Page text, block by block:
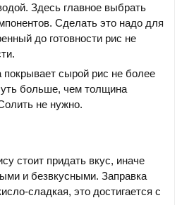
Здесь главное выбрать
Сделать это надо для
до готовности рис не
покрывает сырой рис не более
больше, чем толщина
не нужно.
стоит придать вкус, иначе
и безвкусными. Заправка
сладкая, это достигается с